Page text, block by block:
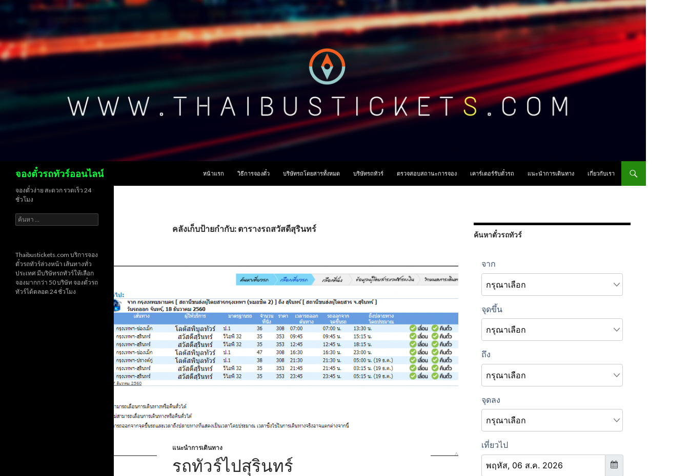
จองตั๋วรถทัวร์ออนไลน์
หน้าแรก
วิธีการจองตั๋ว บริษัทรถโดยสารทั้งหมด บริษัทรถทัวร์ ตรวจสอบสถานะการจอง เคาร์เตอร์รับตั๋วรถ แนะนำการเดินทาง เกี่ยวกับเรา
คลังเก็บป้ายกำกับ: ตารางรถสวัสดีสุรินทร์
แนะนำการเดินทาง
รถทัวร์ไปสุรินทร์
ค้นหาตั๋วรถทัวร์
จองตั๋วง่าย สะดวก รวดเร็ว 24
ชั่วโมง
ค้นหา
สำหรับ:
Thaibustickets.com บริการจอง
ตั๋วรถทัวร์ล่วงหน้า เส้นทางทั่ว
ประเทศ มีบริษัทรถทัวร์ให้เลือก
จองมากกว่า 50 บริษัท จองตั๋วรถ
ทัวร์ได้ตลอด 24 ชั่วโมง